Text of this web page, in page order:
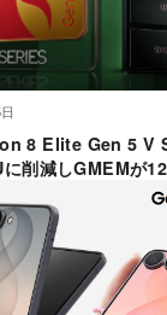
8 Elite Gen 5 V
削減しGMEMが